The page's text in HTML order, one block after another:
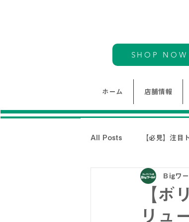
SHOP NOW
ホーム 店舗情報
All Posts 【必見】注目
モリワンワールドレデ
THE NORTH FACE-ノ
【ボ
リュ
Ｂigワ